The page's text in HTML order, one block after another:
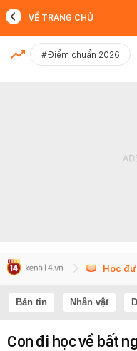
MỚI NHẤT
VỀ TRANG CHỦ
#Điểm chuẩn 2026
Học
Bản tin Nhân vật
Con đi học về bất